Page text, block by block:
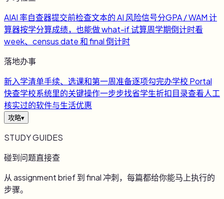
AIAI 率自查器提交前检查文本的 AI 风险信号分GPA / WAM 计
算器按学分算成绩，也能做 what-if 试算周学期倒计时看
week、census date 和 final 倒计时
落地办事
新入学清单手续、选课和第一周准备逐项勾完办学校 Portal
快查学校系统里的关键操作一步步找省学生折扣目录查看人工
核实过的软件与生活优惠
攻略▾
STUDY GUIDES
碰到问题直接查
从 assignment brief 到 final 冲刺，每篇都给你能马上执行的
步骤。